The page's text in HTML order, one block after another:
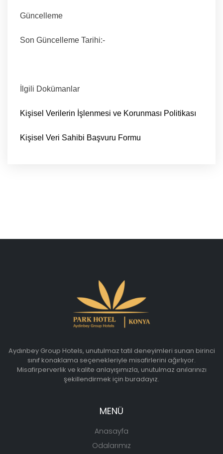
Güncelleme
Son Güncelleme Tarihi:-
İlgili Dokümanlar
Kişisel Verilerin İşlenmesi ve Korunması Politikası
Kişisel Veri Sahibi Başvuru Formu
Aydınbey Group Hotels, unutulmaz tatil deneyimleri sunan birinci
sınıf konaklama seçenekleriyle misafirlerini ağırlıyor.
Misafirperverlik ve kalite anlayışımızla, unutulmaz anılarınızı
şekillendirmek için buradayız.
MENÜ
Anasayfa
Odalarımız